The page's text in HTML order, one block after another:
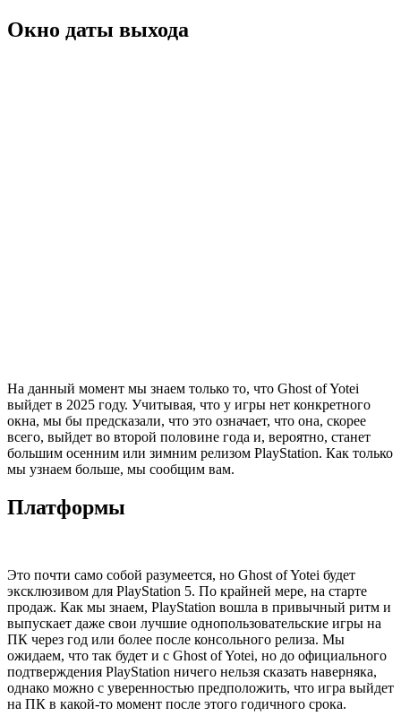
Окно даты выхода
На данный момент мы знаем только то, что Ghost of Yotei
выйдет в 2025 году. Учитывая, что у игры нет конкретного
окна, мы бы предсказали, что это означает, что она, скорее
всего, выйдет во второй половине года и, вероятно, станет
большим осенним или зимним релизом PlayStation. Как только
мы узнаем больше, мы сообщим вам.
Платформы
Это почти само собой разумеется, но Ghost of Yotei будет
эксклюзивом для PlayStation 5. По крайней мере, на старте
продаж. Как мы знаем, PlayStation вошла в привычный ритм и
выпускает даже свои лучшие однопользовательские игры на
ПК через год или более после консольного релиза. Мы
ожидаем, что так будет и с Ghost of Yotei, но до официального
подтверждения PlayStation ничего нельзя сказать наверняка,
однако можно с уверенностью предположить, что игра выйдет
на ПК в какой-то момент после этого годичного срока.